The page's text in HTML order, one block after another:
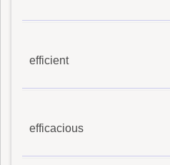
efficient
efficacious